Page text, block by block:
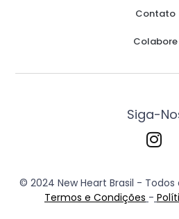
Contato
Colabore
Siga-
© 2024 New Heart Brasil -
Termos e Condições -